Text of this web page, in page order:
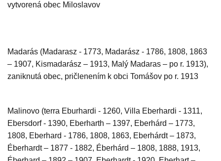
vytvorená obec Miloslavov
Madarás (Madarasz - 1773, Madarász - 1786, 1808, 1863
– 1907, Kismadarász – 1913, Malý Madaras – po r. 1913),
zaniknutá obec, pričlenením k obci Tomášov po r. 1913
Malinovo (terra Eburhardi - 1260, Villa Eberhardi - 1311,
Ebersdorf - 1390, Eberharth – 1397, Eberhárd – 1773,
1808, Eberhard - 1786, 1808, 1863, Eberhárdt – 1873,
Éberhardt – 1877 - 1882, Éberhárd – 1808, 1888, 1913,